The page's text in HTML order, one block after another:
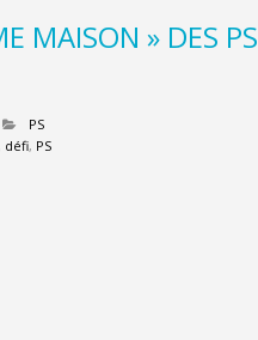
MAISON » DES PS
PS
défi, PS